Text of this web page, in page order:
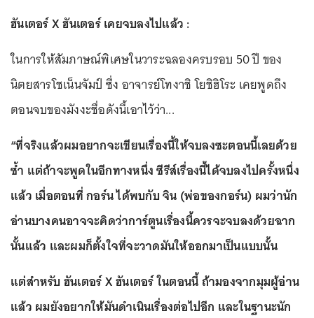
ฮันเตอร์ X ฮันเตอร์ เคยจบลงไปแล้ว :
ในการให้สัมภาษณ์พิเศษในวาระฉลองครบรอบ 50 ปี ของ
นิตยสารโชเน็นจัมป์ ซึ่ง อาจารย์โทงาชิ โยชิฮิโระ เคยพูดถึง
ตอนจบของมังงะชื่อดังนี้เอาไว้ว่า...
“ที่จริงแล้วผมอยากจะเขียนเรื่องนี้ให้จบลงซะตอนนี้เลยด้วย
ซ้ำ แต่ถ้าจะพูดในอีกทางหนึ่ง ซีรีส์เรื่องนี้ได้จบลงไปครั้งหนึ่ง
แล้ว เมื่อตอนที่ กอร์น ได้พบกับ จิน (พ่อของกอร์น) ผมว่านัก
อ่านบางคนอาจจะคิดว่าการ์ตูนเรื่องนี้ควรจะจบลงด้วยฉาก
นั้นแล้ว และผมก็ตั้งใจที่จะวาดมันให้ออกมาเป็นแบบนั้น
แต่สำหรับ ฮันเตอร์ X ฮันเตอร์ ในตอนนี้ ถ้ามองจากมุมผู้อ่าน
แล้ว ผมยังอยากให้มันดำเนินเรื่องต่อไปอีก และในฐานะนัก